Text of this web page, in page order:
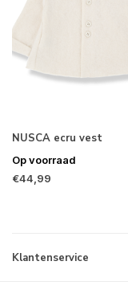
NUSCA ecru vest
Op voorraad
€44,99
Klantenservice